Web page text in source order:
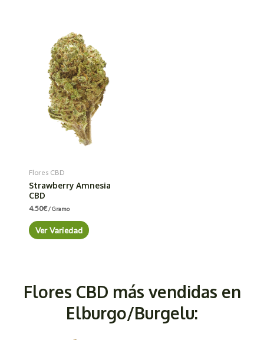
Flores CBD
Strawberry Amnesia
CBD
4.50€/ Gramo
Ver Variedad
Flores CBD más vendidas en
Elburgo/Burgelu: